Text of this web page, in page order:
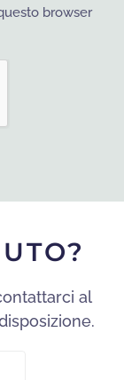
browser
al